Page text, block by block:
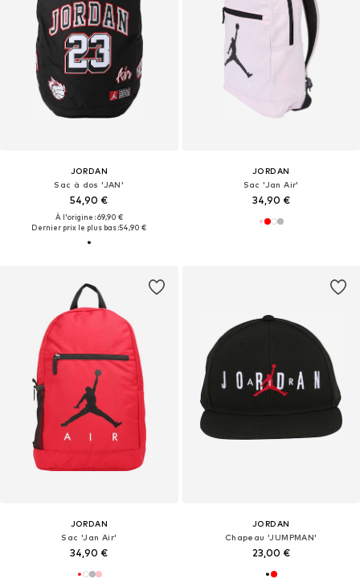
JORDAN
Sac à dos 'JAN'
54,90 €
À l'origine : 69,90 €
Dernier prix le plus bas :54,90 €
JORDAN
Sac 'Jan Air'
34,90 €
JORDAN
Sac 'Jan Air'
34,90 €
JORDAN
Chapeau 'JUMPMAN'
23,00 €